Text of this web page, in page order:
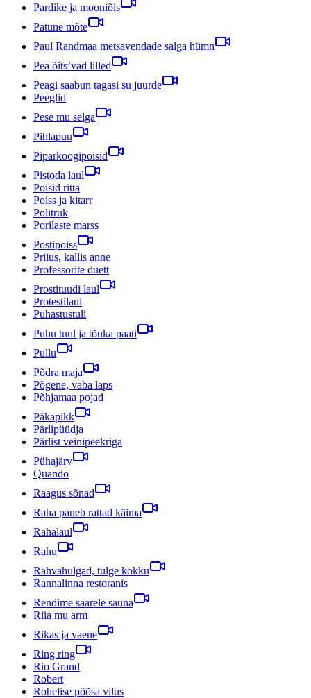
Pardike ja mooniõis
Patune mõte
Paul Randmaa metsavendade salga hümn
Pea õits’vad lilled
Peagi saabun tagasi su juurde
Peeglid
Pese mu selga
Pihlapuu
Piparkoogipoisid
Pistoda laul
Poisid ritta
Poiss ja kitarr
Politruk
Porilaste marss
Postipoiss
Priius, kallis anne
Professorite duett
Prostituudi laul
Protestilaul
Puhastustuli
Puhu tuul ja tõuka paati
Pullu
Põdra maja
Põgene, vaba laps
Põhjamaa pojad
Päkapikk
Pärlipüüdja
Pärlist veinipeekriga
Pühajärv
Quando
Raagus sõnad
Raha paneb rattad käima
Rahalaul
Rahu
Rahvahulgad, tulge kokku
Rannalinna restoranis
Rendime saarele sauna
Riia mu arm
Rikas ja vaene
Ring ring
Rio Grand
Robert
Rohelise põõsa vilus